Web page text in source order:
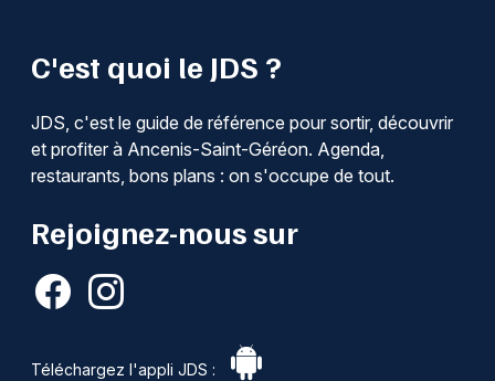
C'est quoi le JDS ?
JDS, c'est le guide de référence pour sortir, découvrir
et profiter à Ancenis-Saint-Géréon. Agenda,
restaurants, bons plans : on s'occupe de tout.
Rejoignez-nous sur
Téléchargez l'appli JDS :